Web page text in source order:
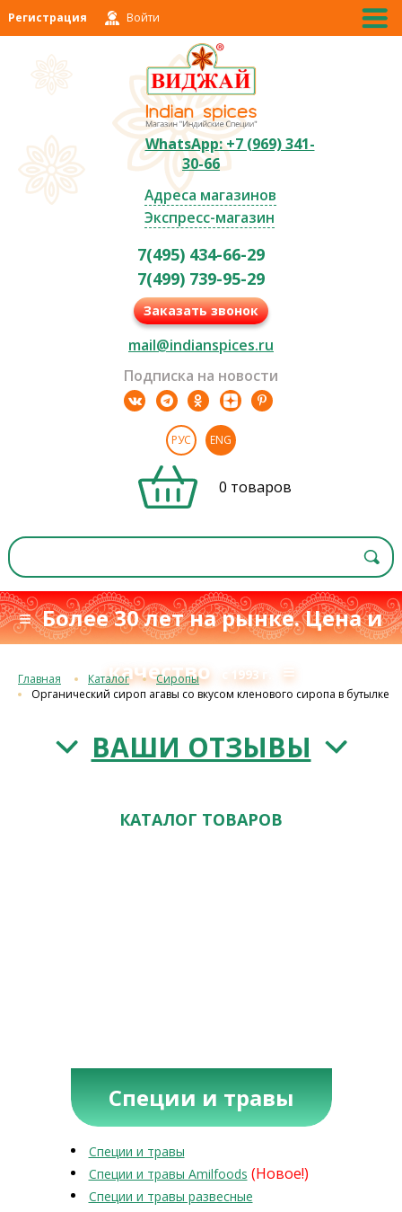
Регистрация Войти
WhatsApp: +7 (969) 341-
30-66
Адреса магазинов
Экспресс-магазин
7(495) 434-66-29
7(499) 739-95-29
Заказать звонок
mail@indianspices.ru
Подписка на новости
РУС ENG
0 товаров
≡ Более 30 лет на рынке. Цена и
качество
с 1993 г. ≡
Главная Каталог
Сиропы
Органический сироп агавы со вкусом кленового сиропа в бутылке
ВАШИ ОТЗЫВЫ
КАТАЛОГ ТОВАРОВ
Специи и травы
Специи и травы
Специи и травы Amilfoods (Новое!)
Специи и травы развесные